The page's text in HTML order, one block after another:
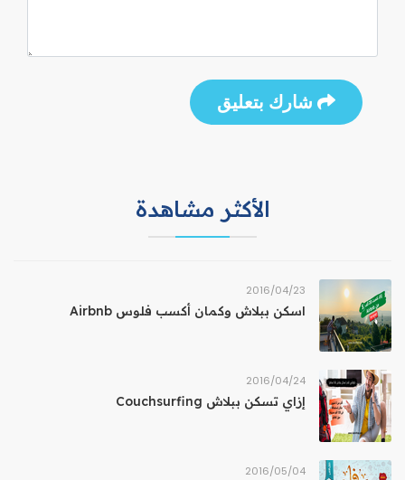
شارك بتعليق
الأكثر مشاهدة
23‏/04‏/2016
اسكن ببلاش وكمان أكسب فلوس Airbnb
24‏/04‏/2016
إزاي تسكن ببلاش Couchsurfing
04‏/05‏/2016